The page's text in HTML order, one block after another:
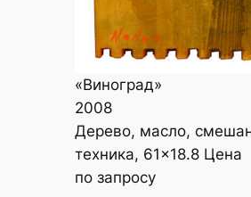
«Виноград»
2008
Дерево, масло,
техника, 61×18.8 Цена
по запросу